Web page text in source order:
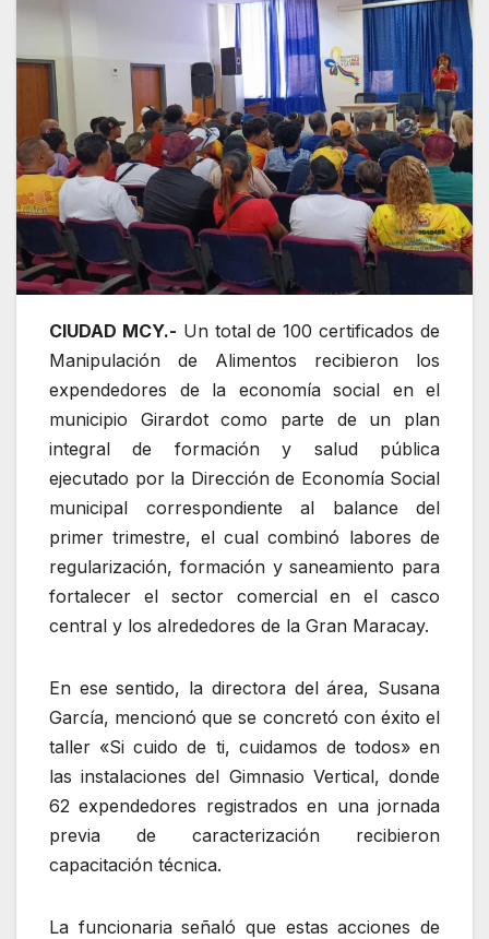
CIUDAD MCY.- Un total de 100 certificados de
Manipulación de Alimentos recibieron los
expendedores de la economía social en el
municipio Girardot como parte de un plan
integral de formación y salud pública
ejecutado por la Dirección de Economía Social
municipal correspondiente al balance del
primer trimestre, el cual combinó labores de
regularización, formación y saneamiento para
fortalecer el sector comercial en el casco
central y los alrededores de la Gran Maracay.
En ese sentido, la directora del área, Susana
García, mencionó que se concretó con éxito el
taller «Si cuido de ti, cuidamos de todos» en
las instalaciones del Gimnasio Vertical, donde
62 expendedores registrados en una jornada
previa de caracterización recibieron
capacitación técnica.
La funcionaria señaló que estas acciones de